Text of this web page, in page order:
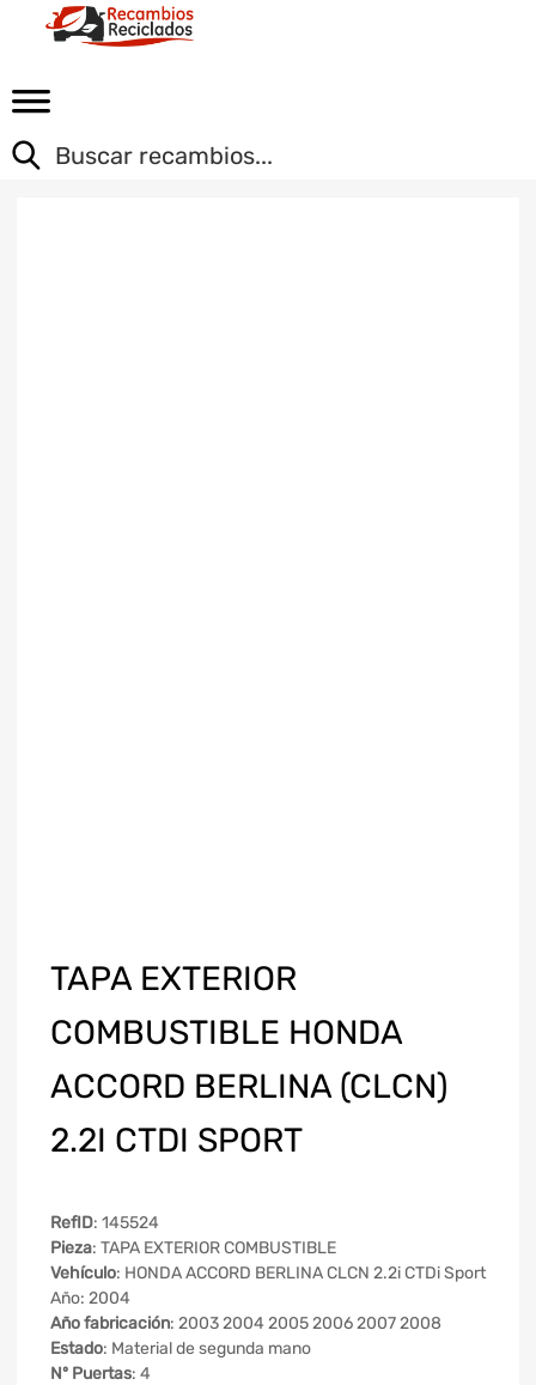
TAPA EXTERIOR
COMBUSTIBLE HONDA
ACCORD BERLINA (CLCN)
2.2I CTDI SPORT
RefID: 145524
Pieza: TAPA EXTERIOR COMBUSTIBLE
Vehículo: HONDA ACCORD BERLINA CLCN 2.2i CTDi Sport
Año: 2004
Año fabricación: 2003 2004 2005 2006 2007 2008
Estado: Material de segunda mano
Nº Puertas: 4